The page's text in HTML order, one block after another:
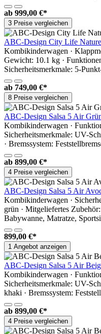
ab 999,00 €*
3 Preise vergleichen
ABC-Design City Life Nature
Kombikinderwagen ·
Gewicht: 10.1 kg ·
Sicherheitsmerkmale: 5-
ab 749,00 €*
8 Preise vergleichen
ABC-Design Salsa 5 Air
Kombikinderwagen ·
Sicherheitsmerkmale: UV-
· Bremssystem:
ab 899,00 €*
4 Preise vergleichen
ABC-Design Salsa 5 Air
Kombikinderwagen ·
grün · Mitgeliefertes
Babywanne, Matratze,
899,00 €*
1 Angebot anzeigen
ABC-Design Salsa 5 Air
Kombikinderwagen ·
Sicherheitsmerkmale: UV-
khaki · Bremssystem:
ab 899,00 €*
4 Preise vergleichen